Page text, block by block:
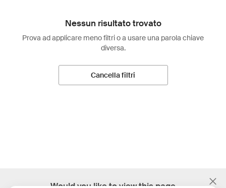
Nessun risultato trovato
Prova ad applicare meno filtri o a usare una parola chiave
diversa.
Cancella filtri